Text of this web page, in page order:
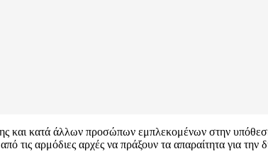
και κατά άλλων προσώπων εμπλεκομένων στην
τις αρμόδιες αρχές να πράξουν τα απαραίτητα για την